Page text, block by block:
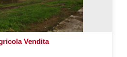
Vendita